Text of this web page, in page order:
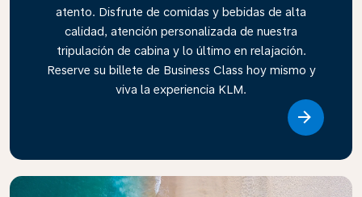
atento. Disfrute de comidas y bebidas de alta
calidad, atención personalizada de nuestra
tripulación de cabina y lo último en relajación.
Reserve su billete de Business Class hoy mismo y
viva la experiencia KLM.